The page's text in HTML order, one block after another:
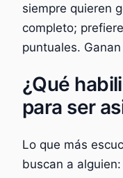
siempre quieren
completo;
puntuales.
¿Qué
para ser
Lo que más
buscan a alguien: